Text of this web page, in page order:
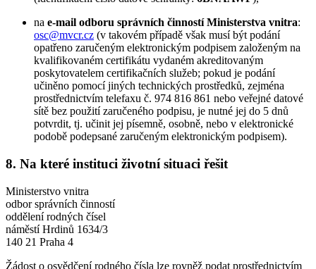
na e-mail odboru správních činností Ministerstva vnitra:
osc@mvcr.cz (v takovém případě však musí být podání
opatřeno zaručeným elektronickým podpisem založeným na
kvalifikovaném certifikátu vydaném akreditovaným
poskytovatelem certifikačních služeb; pokud je podání
učiněno pomocí jiných technických prostředků, zejména
prostřednictvím telefaxu č. 974 816 861 nebo veřejné datové
sítě bez použití zaručeného podpisu, je nutné jej do 5 dnů
potvrdit, tj. učinit jej písemně, osobně, nebo v elektronické
podobě podepsané zaručeným elektronickým podpisem).
8. Na které instituci životní situaci řešit
Ministerstvo vnitra
odbor správních činností
oddělení rodných čísel
náměstí Hrdinů 1634/3
140 21 Praha 4
Žádost o osvědčení rodného čísla lze rovněž podat prostřednictvím